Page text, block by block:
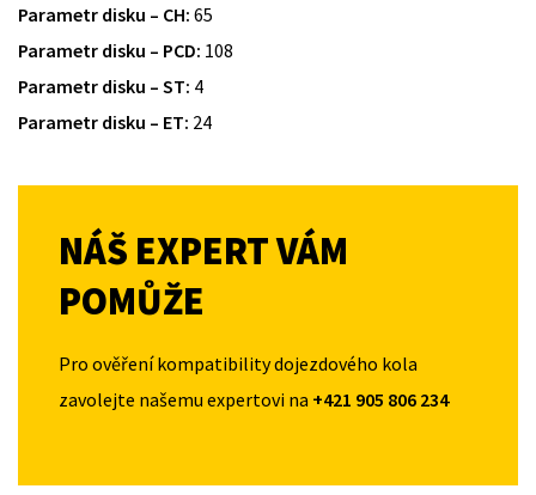
Parametr disku – CH: 65
Parametr disku – PCD: 108
Parametr disku – ST: 4
Parametr disku – ET: 24
NÁŠ EXPERT VÁM
POMŮŽE
Pro ověření kompatibility dojezdového kola
zavolejte našemu expertovi na +421 905 806 234